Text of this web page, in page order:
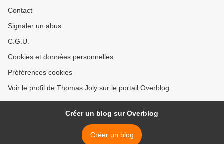
Contact
Signaler un abus
C.G.U.
Cookies et données personnelles
Préférences cookies
Voir le profil de Thomas Joly sur le portail Overblog
Créer un blog sur Overblog
Créer un blog